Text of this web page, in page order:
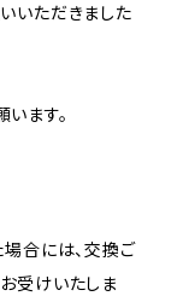
いただきました
ます。
場合には、交換ご
受けいたしま